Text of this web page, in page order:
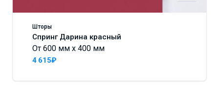
Шторы
Спринг Дарина красный
От 600 мм x 400 мм
4 615₽